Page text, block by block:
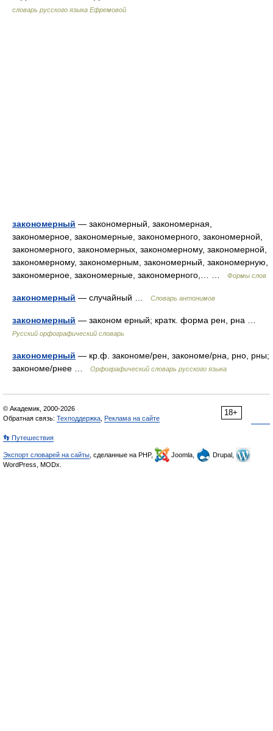
словарь русского языка Ефремовой
закономерный — закономерный, закономерная,
закономерное, закономерные, закономерного, закономерной,
закономерного, закономерных, закономерному, закономерной,
закономерному, закономерным, закономерный, закономерную,
закономерное, закономерные, закономерного,… …
Формы слов
закономерный — случайный … Словарь антонимов
закономерный — законом ерный; кратк. форма рен, рна …
Русский орфографический словарь
закономерный — кр.ф. закономе/рен, закономе/рна, рно, рны;
закономе/рнее …
Орфографический словарь русского языка
18+
© Академик, 2000-2026
Обратная связь: Техподдержка Реклама на сайте
👣 Путешествия
Экспорт словарей на сайты , сделанные на PHP, Joomla,
Drupal,
WordPress, MODx.